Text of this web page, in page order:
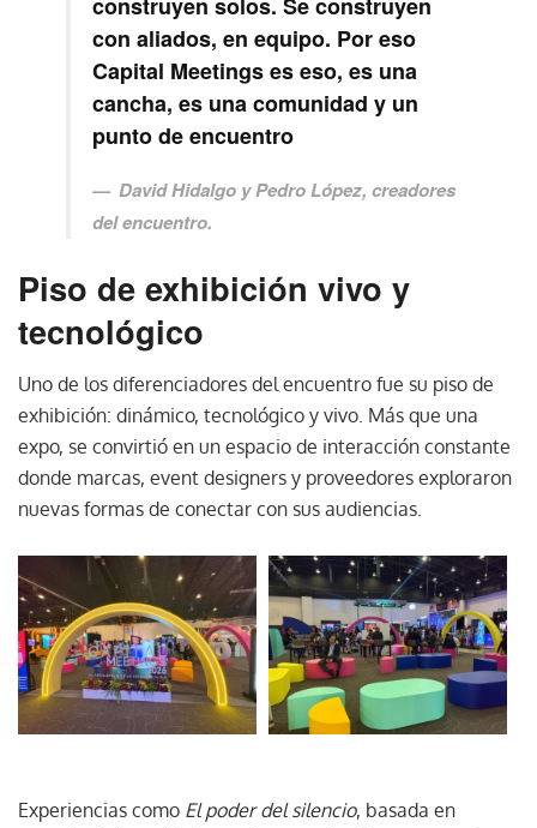
con aliados, en equipo. Por eso
Capital Meetings es eso, es una
cancha, es una comunidad y un
punto de encuentro
David Hidalgo y Pedro López, creadores
del encuentro.
Piso de exhibición vivo y
tecnológico
Uno de los diferenciadores del encuentro fue su piso de
exhibición: dinámico, tecnológico y vivo. Más que una
expo, se convirtió en un espacio de interacción constante
donde marcas, event designers y proveedores exploraron
nuevas formas de conectar con sus audiencias.
Experiencias como El poder del silencio, basada en